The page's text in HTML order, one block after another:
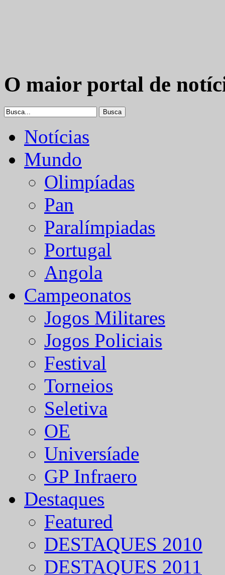
O maior portal de
Notícias
Mundo
Olimpíadas
Pan
Paralímpiadas
Portugal
Angola
Campeonatos
Jogos Militares
Jogos Policiais
Festival
Torneios
Seletiva
OE
Universíade
GP Infraero
Destaques
Featured
DESTAQUES 2010
DESTAQUES 2011